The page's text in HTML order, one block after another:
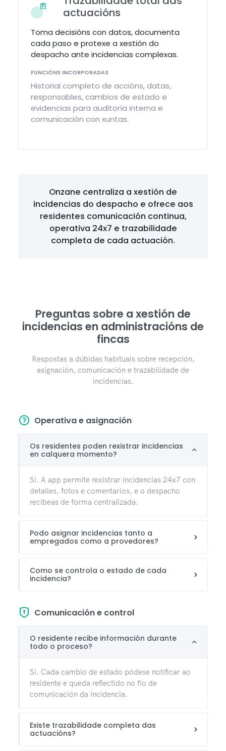
actuacións
Toma decisións con datos, documenta
cada paso e protexe a xestión do
despacho ante incidencias complexas.
FUNCIÓNS INCORPORADAS
Historial completo de accións, datas,
responsables, cambios de estado e
evidencias para auditoría interna e
comunicación con xuntas.
Onzane centraliza a xestión de
incidencias do despacho e ofrece aos
residentes comunicación continua,
operativa 24x7 e trazabilidade
completa de cada actuación.
Preguntas sobre a xestión de
incidencias en administracións de
fincas
Respostas a dúbidas habituais sobre recepción,
asignación, comunicación e trazabilidade de
incidencias.
Operativa e asignación
Os residentes poden rexistrar incidencias
en calquera momento?
Si. A app permite rexistrar incidencias 24x7 con
detalles, fotos e comentarios, e o despacho
recíbeas de forma centralizada.
Podo asignar incidencias tanto a
empregados como a provedores?
Como se controla o estado de cada
incidencia?
Comunicación e control
O residente recibe información durante
todo o proceso?
Si. Cada cambio de estado pódese notificar ao
residente e queda reflectido no fío de
comunicación da incidencia.
Existe trazabilidade completa das
actuacións?